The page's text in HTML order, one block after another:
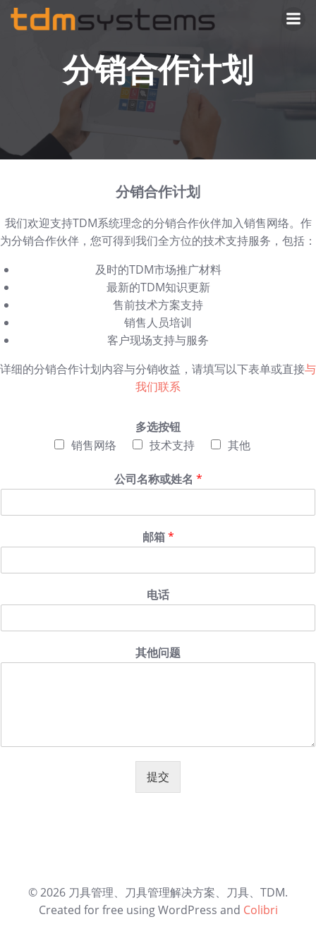
to
分销合作计划
分销合作计划
我们欢迎支持TDM系统理念的分销合作伙伴加入销售网络。作
为分销合作伙伴，您可得到我们全方位的技术支持服务，包括：
及时的TDM市场推广材料
最新的TDM知识更新
售前技术方案支持
销售人员培训
客户现场支持与服务
详细的分销合作计划内容与分销收益，请填写以下表单或直接与
我们联系
多选按钮
销售网络
技术支持 其他
公司名称或姓名 *
邮箱*
电话
其他问题
提交
© 2026 刀具管理、刀具管理解决方案、刀具、TDM.
Created for free using WordPress and Colibri